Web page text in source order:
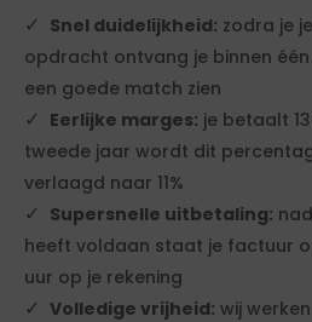
Snel duidelijkheid: zodra je
opdracht ontvang je binnen
een goede match zien
Eerlijke marges: je betaalt
tweede jaar wordt dit
verlaagd naar 11%
Supersnelle uitbetaling:
heeft voldaan staat je factuur
uur op je rekening
Volledige vrijheid: wij